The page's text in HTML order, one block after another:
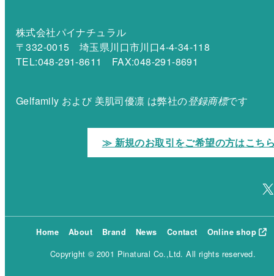
株式会社パイナチュラル
〒332-0015 埼玉県川口市川口4-4-34-118
TEL:048-291-8611 FAX:048-291-8691
Gelfamily および 美肌司優凛 は弊社の登録商標です
≫ 新規のお取引をご希望の方はこち
X
Home About Brand News Contact Online shop
Copyright © 2001 Pinatural Co.,Ltd. All rights reserved.